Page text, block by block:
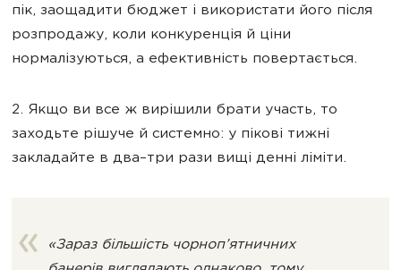
пік, заощадити бюджет і використати його після
розпродажу, коли конкуренція й ціни
нормалізуються, а ефективність повертається.
2. Якщо ви все ж вирішили брати участь, то
заходьте рішуче й системно: у пікові тижні
закладайте в два–три рази вищі денні ліміти.
«Зараз більшість чорноп’ятничних